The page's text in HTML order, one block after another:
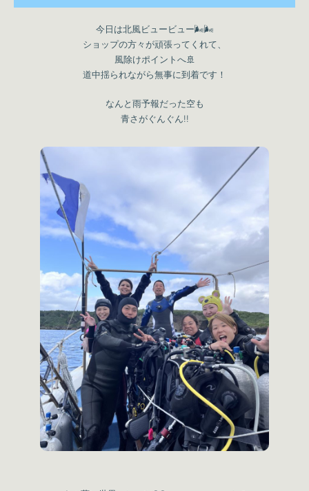
今日は北風ビュービュー🌬🌬
ショップの方々が頑張ってくれて、
風除けポイントへ🚢
道中揺られながら無事に到着です！
なんと雨予報だった空も
青さがぐんぐん!!